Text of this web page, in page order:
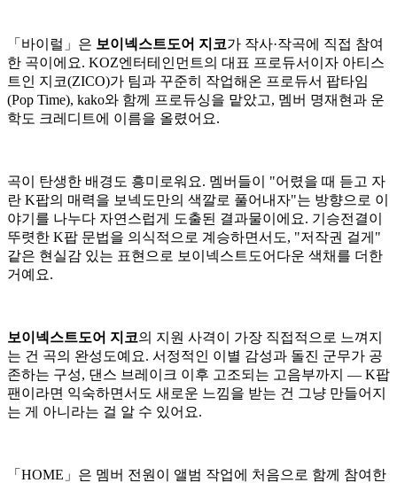
「바이럴」은 보이넥스트도어 지코가 작사·작곡에 직접 참여
한 곡이에요. KOZ엔터테인먼트의 대표 프로듀서이자 아티스
트인 지코(ZICO)가 팀과 꾸준히 작업해온 프로듀서 팝타임
(Pop Time), kako와 함께 프로듀싱을 맡았고, 멤버 명재현과 운
학도 크레디트에 이름을 올렸어요.
곡이 탄생한 배경도 흥미로워요. 멤버들이 "어렸을 때 듣고 자
란 K팝의 매력을 보넥도만의 색깔로 풀어내자"는 방향으로 이
야기를 나누다 자연스럽게 도출된 결과물이에요. 기승전결이
뚜렷한 K팝 문법을 의식적으로 계승하면서도, "저작권 걸게"
같은 현실감 있는 표현으로 보이넥스트도어다운 색채를 더한
거예요.
보이넥스트도어 지코의 지원 사격이 가장 직접적으로 느껴지
는 건 곡의 완성도예요. 서정적인 이별 감성과 돌진 군무가 공
존하는 구성, 댄스 브레이크 이후 고조되는 고음부까지 — K팝
팬이라면 익숙하면서도 새로운 느낌을 받는 건 그냥 만들어지
는 게 아니라는 걸 알 수 있어요.
「HOME」은 멤버 전원이 앨범 작업에 처음으로 함께 참여한